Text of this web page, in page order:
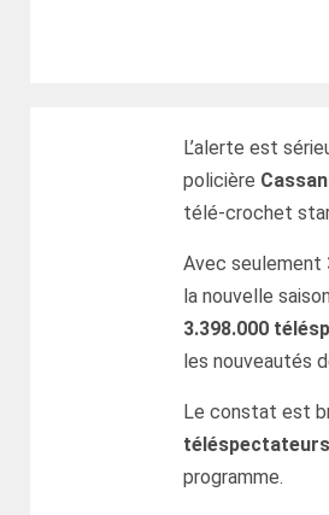
L’alerte est
policière
télé-crochet
Avec seulement
la nouvelle
3.398.000
les nouveautés
Le constat est
téléspectateurs
programme.